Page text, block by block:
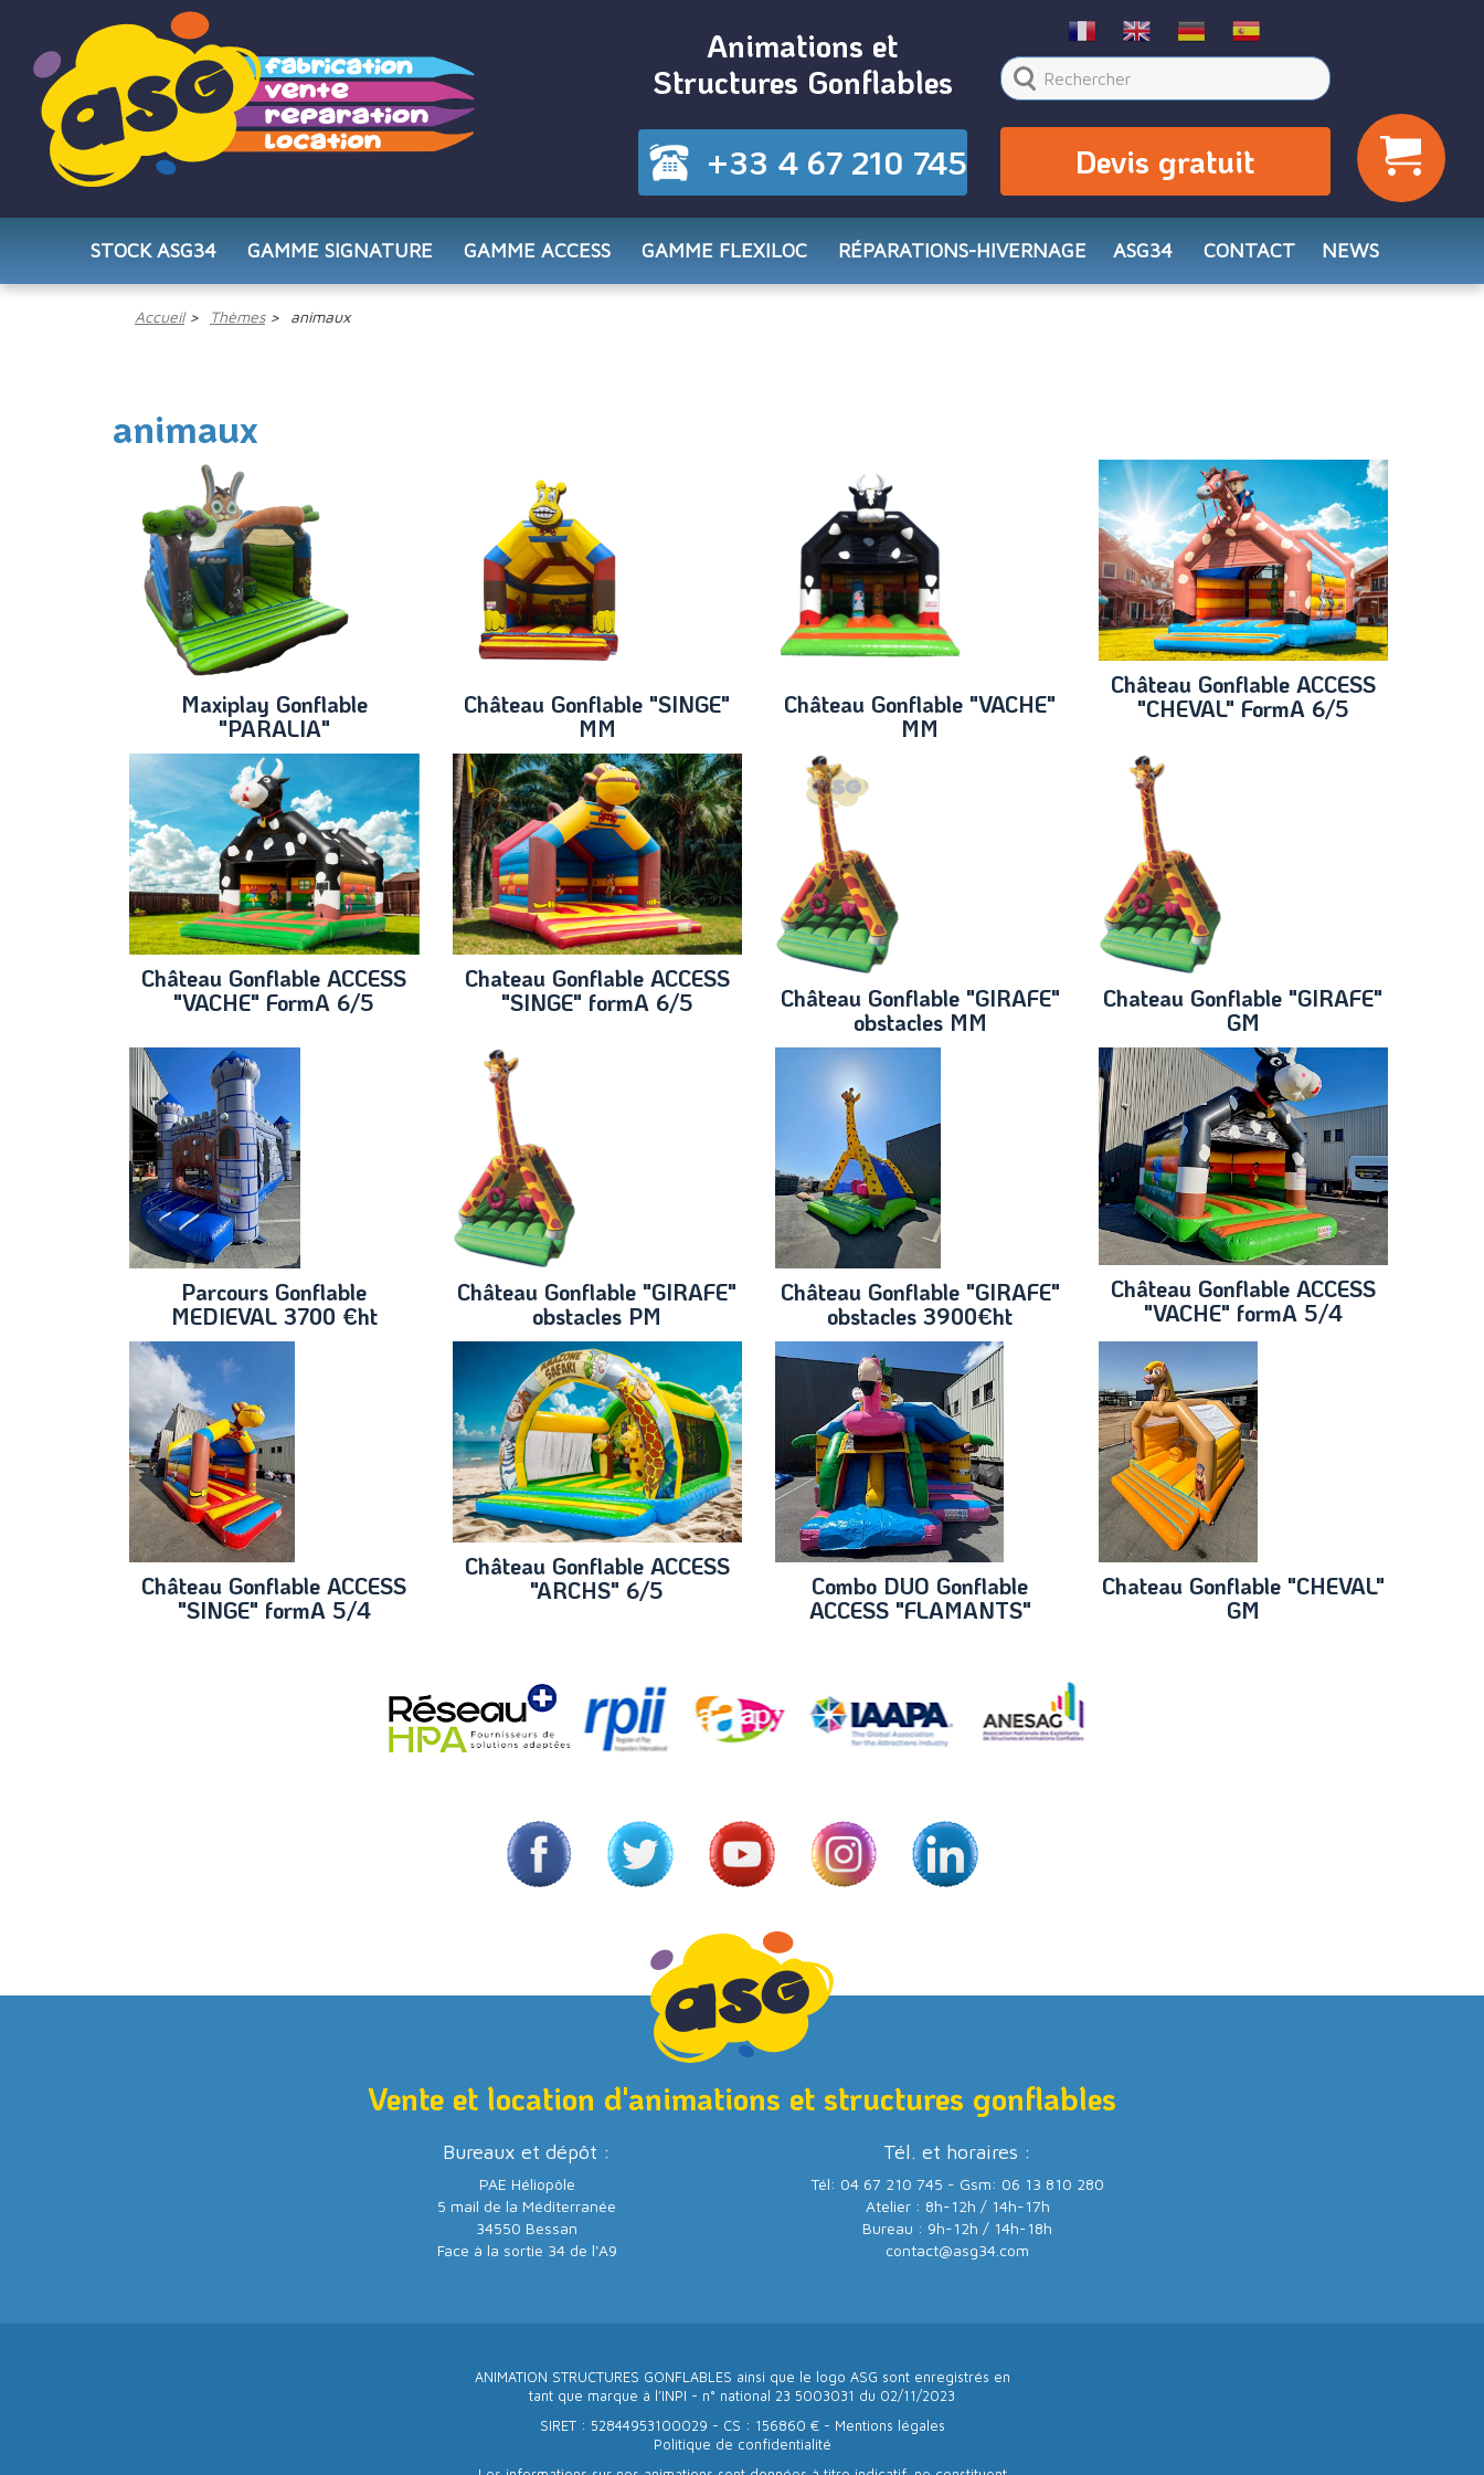
Animations et
Structures Gonflables
+33 4 67 210 745 Devis gratuit
STOCK ASG34 GAMME SIGNATURE GAMME ACCESS GAMME FLEXILOC RÉPARATIONS-HIVERNAGE ASG34 CONTACT NEWS
Accueil Thèmes animaux
animaux
Maxiplay Gonflable
"PARALIA"
Château Gonflable "SINGE"
MM
Château Gonflable "VACHE"
MM
Château Gonflable ACCESS
"CHEVAL" FormA 6/5
Château Gonflable ACCESS
"VACHE" FormA 6/5
Chateau Gonflable ACCESS
"SINGE" formA 6/5
Château Gonflable "GIRAFE"
obstacles MM
Chateau Gonflable "GIRAFE"
GM
Parcours Gonflable
MEDIEVAL 3700 €ht
Château Gonflable "GIRAFE"
obstacles PM
Château Gonflable "GIRAFE"
obstacles 3900€ht
Château Gonflable ACCESS
"VACHE" formA 5/4
Château Gonflable ACCESS
"SINGE" formA 5/4
Château Gonflable ACCESS
"ARCHS" 6/5
Combo DUO Gonflable
ACCESS "FLAMANTS"
Chateau Gonflable "CHEVAL"
GM
Vente et location d'animations et structures gonflables
Bureaux et dépôt :
PAE Héliopôle
5 mail de la Méditerranée
34550 Bessan
Face à la sortie 34 de l'A9
Tél. et horaires :
Tél: 04 67 210 745 - Gsm: 06 13 810 280
Atelier : 8h-12h / 14h-17h
Bureau : 9h-12h / 14h-18h
contact@asg34.com
ANIMATION STRUCTURES GONFLABLES ainsi que le logo ASG sont enregistrés en
tant que marque à l’INPI - n° national 23 5003031 du 02/11/2023
SIRET : 52844953100029 - CS : 156860 € - Mentions légales
Politique de confidentialité